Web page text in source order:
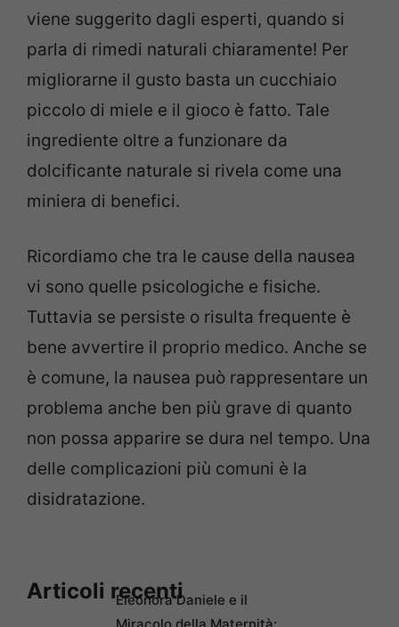
viene suggerito dagli esperti, quando si
parla di rimedi naturali chiaramente! Per
migliorarne il gusto basta un cucchiaio
piccolo di miele e il gioco è fatto. Tale
ingrediente oltre a funzionare da
dolcificante naturale si rivela come una
miniera di benefici.
Ricordiamo che tra le cause della nausea
vi sono quelle psicologiche e fisiche.
Tuttavia se persiste o risulta frequente è
bene avvertire il proprio medico. Anche se
è comune, la nausea può rappresentare un
problema anche ben più grave di quanto
non possa apparire se dura nel tempo. Una
delle complicazioni più comuni è la
disidratazione.
Articoli recentiEleonora Daniele e il
Miracolo della Maternità: